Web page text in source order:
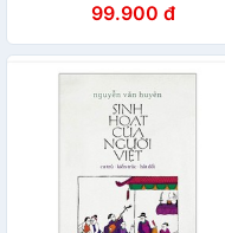
99.900 đ